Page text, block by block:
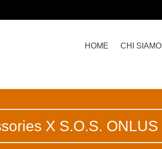
HOME CHI SIAMO
X S.O.S. ONLUS